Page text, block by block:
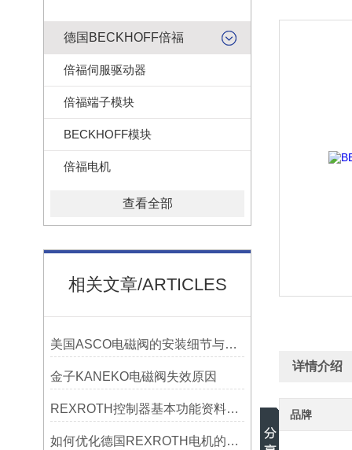
德国BECKHOFF倍福
倍福伺服驱动器
倍福端子模块
BECKHOFF模块
倍福电机
查看全部
相关文章/ARTICLES
美国ASCO电磁阀的安装细节与技巧操作方法
金子KANEKO电磁阀失效原因
REXROTH控制器基本功能资料有哪些
如何优化德国REXROTH电机的性能与效率？
详情介绍
品牌